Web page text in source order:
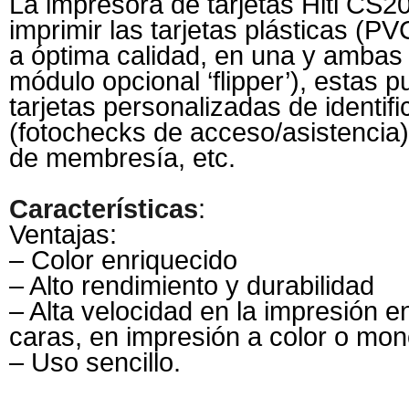
imprimir las tarjetas plásticas
a óptima calidad, en una y
módulo opcional ‘flipper’), estas
tarjetas personalizadas de
(fotochecks de acceso/
de membresía, etc.
Características:
Ventajas:
– Color enriquecido
– Alto rendimiento y durabilidad
– Alta velocidad en la impresión
caras, en impresión a color o
– Uso sencillo.